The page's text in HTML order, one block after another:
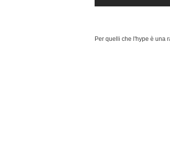
Per quelli che l'hype è una